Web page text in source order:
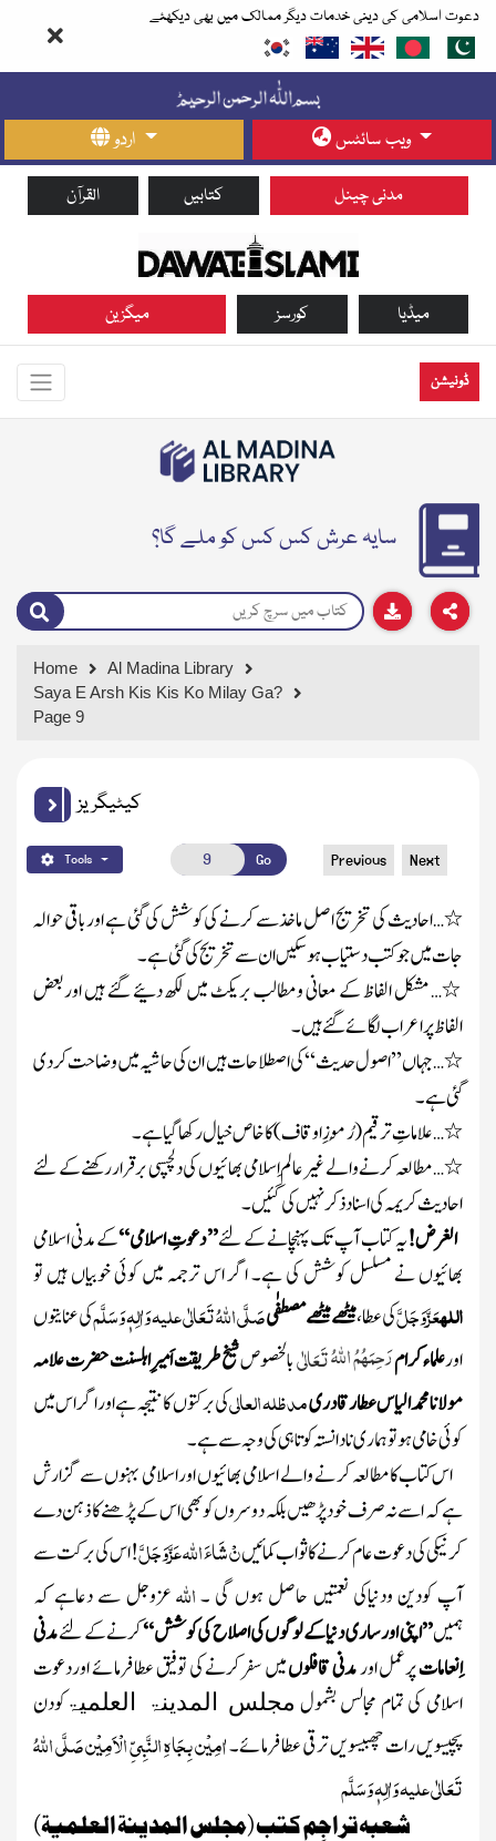
دعوت اسلامی کی دینی خدمات دیگر ممالک میں بھی دیکھئے
اردو ویب سائٹس
القرآن کتابیں مدنی چینل
میگزین کورسز میڈیا
ڈونیشن
سایہ عرش کس کس کو ملے گا؟
Home
Al Madina Library
Saya E Arsh Kis Kis Ko Milay Ga?
Page 9
کیٹیگریز
Tools Go Previous Next
٭…احادیث کی تخریج اصل ماخذسے کرنے کی کوشش کی گئی ہے اورباقی حوالہ
جات میں جوکتب دستیاب ہوسکیں ان سے تخریج کی گئی ہے۔
٭… مشکل الفاظ کے معانی ومطالب بریکٹ میں لکھ دئیے گئے ہیں اوربعض
الفاظ پر اعراب لگائے گئے ہیں۔
٭…جہاں ’’اصول حدیث ‘‘کی اصطلاحات ہیں ان کی حاشیہ میں وضاحت کردی
گئی ہے۔
٭…علاماتِ ترقیم(رُمُوزِاوقاف)کاخاص خیال رکھا گیاہے ۔
٭…مطالعہ کرنے والے غیرعالِم اسلامی بھائیوں کی دلچسپی برقراررکھنے کے لئے
احادیث کریمہ کی اسنادذکرنہیں کی گئیں۔
الغرض!یہ کتاب آپ تک پہنچانے کے لئے’’دعوتِ اسلامی‘‘کے مدنی اسلامی
بھائیوں نے مسلسل کوشش کی ہے۔ اگر اس ترجمہ میں کوئی خوبیاں ہیں تو
اللہعَزَّوَجَلَّکی عطا ،میٹھے میٹھے مصطفٰیصَلَّی اللہُ تَعَالٰی علیہ وَاٰلِہٖ وَسَلَّمکی عنایتوں
اورعلماء کرامرَحِمَہُمُ اللہُتَعَالٰیبالخصوصشیخ طریقت اَمیرِاہلسنت حضرت علامہ
مولانامحمدالیاس عطارقادریمدظلہ العالیکی برکتوں کا نتیجہ ہے اوراگر اس میں
کوئی خامی ہو تو ہماری نادانستہ کوتاہی کی وجہ سے ہے۔
اس کتاب کامطالعہ کر نے والے اسلامی بھائیوں اور اسلامی بہنوں سے گزارش
ہے کہ اسے نہ صرف خود پڑھیں بلکہ دوسروں کوبھی اس کے پڑھنے کا ذہن دے
کرنیکی کی دعوت عام کرنے کا ثواب کمائیںنْ شَاءَ اللہ عَزَّوَجَلَّ!اس کی برکت سے
آپ کودین ودنیاکی نعمتیں حاصل ہوں گی ۔اللہعزوجلسےدعاہے کہ
ہمیں’’اپنی اور ساری دنیا کے لوگوں کی اصلاح کی کوشش‘‘کرنے کے لئےمدنی
اِنعاماتپرعمل اورمدنی قافلوںمیں سفرکرنے کی توفیق عطا فرمائے اوردعوت
اسلامی کی تمام مجالس بشمول مجلس المدینۃ العلمیۃکودن
پچیسویں رات چھبیسویں ترقی عطا فرمائے۔اٰمِیْن بِجَاہِ النَّبِیِّ الْاَمِیْنصَلَّی اللہُ
تَعَالٰی علیہ وَاٰلِہٖ وَسَلَّم
شعبہ تراجِم کتب (مجلس المدینۃ العلمیۃ)